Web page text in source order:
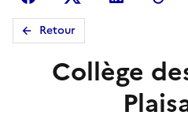
Retour
Collège